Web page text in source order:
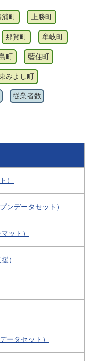
浦町 上勝町
那賀町 牟岐町
町 藍住町
みよし町
従業者数
）
ンデータセット）
ット）
）
ータセット）